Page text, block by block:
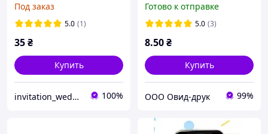
Под заказ
5.0 (1)
35₴
Купить
invitation_wedding 100%
Готово к отправке
5.0 (3)
8.50₴
Купить
ООО Овид-друк 99%